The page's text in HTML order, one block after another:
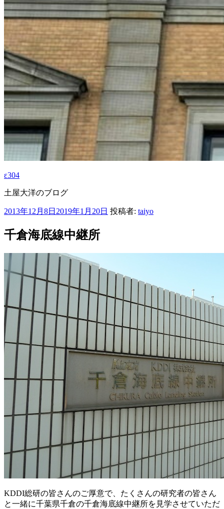
ε304
土屋大洋のブログ
投
日:
2013年12月8日 2019年1月20日 投稿者: taiyo
千倉海底線中継所
KDDI総研の皆さんのご厚意で、たくさんの研究者の皆さん
と一緒に千葉県千倉の千倉海底線中継所を見学させていただ